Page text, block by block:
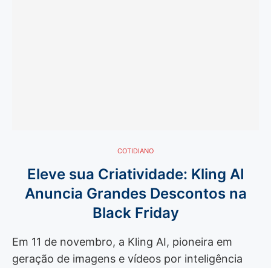
COTIDIANO
Eleve sua Criatividade: Kling AI
Anuncia Grandes Descontos na
Black Friday
Em 11 de novembro, a Kling AI, pioneira em
geração de imagens e vídeos por inteligência